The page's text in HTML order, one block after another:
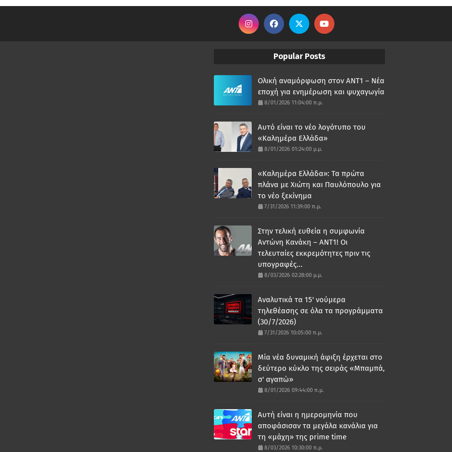
Popular Posts
Ολική αναμόρφωση στον ΑΝΤ1 – Νέα
εποχή για ενημέρωση και ψυχαγωγία
8/01/2026 11:04:00 π.μ.
Αυτό είναι το νέο λογότυπο του
«Καλημέρα Ελλάδα»
8/01/2026 01:24:00 μ.μ.
«Καλημέρα Ελλάδα»: Τα πρώτα
πλάνα με Χιώτη και Παυλόπουλο για
το νέο ξεκίνημα
7/31/2026 11:39:00 π.μ.
Στην τελική ευθεία η συμφωνία
Αντώνη Κανάκη – ΑΝΤ1! Οι
τελευταίες εκκρεμότητες πριν τις
υπογραφές...
8/03/2026 02:28:00 μ.μ.
Αναλυτικά τα 15' νούμερα
τηλεθέασης σε όλα τα προγράμματα
(30/7/2026)
7/31/2026 10:05:00 π.μ.
Μία νέα δυναμική άφιξη έρχεται στο
δεύτερο κύκλο της σειράς «Μπαμπά,
σ' αγαπώ»
8/01/2026 09:44:00 π.μ.
Αυτή είναι η ημερομηνία που
αποφάσισαν τα μεγάλα κανάλια για
τη «μάχη» της prime time
8/03/2026 10:30:00 π.μ.